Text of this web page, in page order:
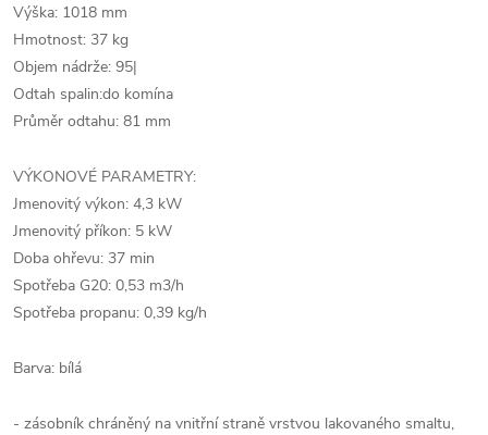
Výška: 1018 mm
Hmotnost: 37 kg
Objem nádrže: 95|
Odtah spalin:do komína
Průměr odtahu: 81 mm
VÝKONOVÉ PARAMETRY:
Jmenovitý výkon: 4,3 kW
Jmenovitý příkon: 5 kW
Doba ohřevu: 37 min
Spotřeba G20: 0,53 m3/h
Spotřeba propanu: 0,39 kg/h
Barva: bílá
- zásobník chráněný na vnitřní straně vrstvou lakovaného smaltu,